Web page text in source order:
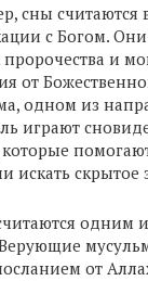
сны
с Богом. Они
пророчества и
от
одном из
играют
искать скрытое
одним
от